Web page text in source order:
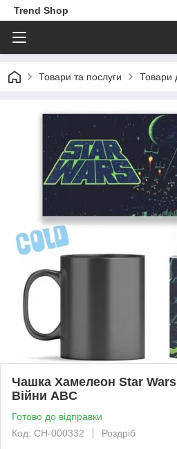
Trend Shop
Товари та послуги Товари
Чашка Хамелеон Star Wars
Війни ABC
Готово до відправки
Код: СH-000332
Роздріб